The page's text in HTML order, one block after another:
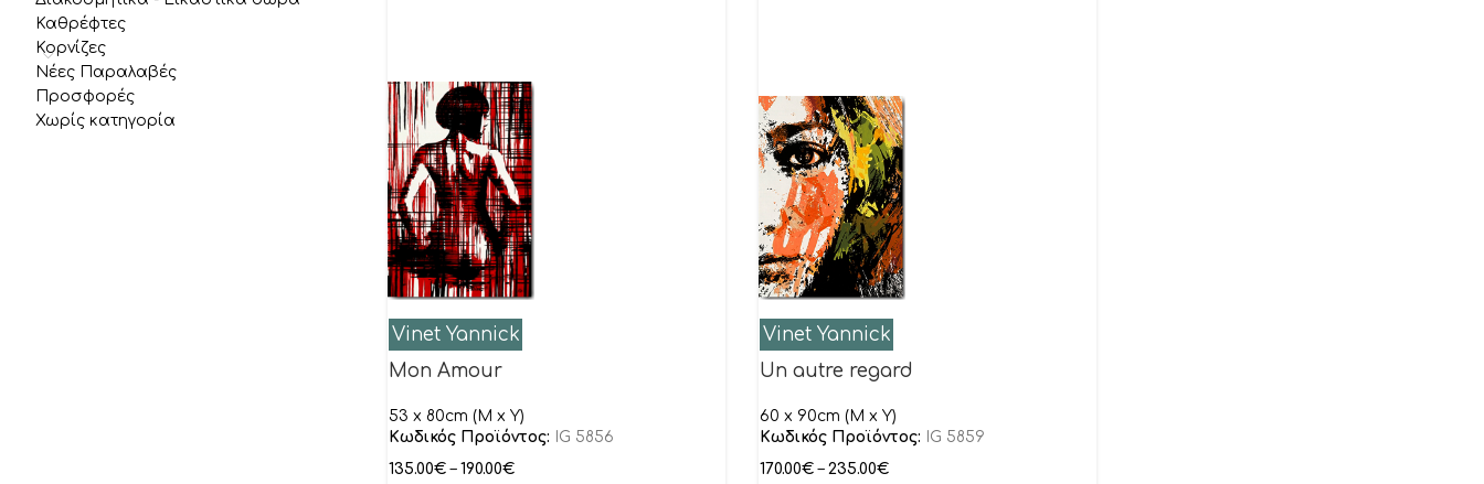
Καθρέφτες
Κορνίζες
Νέες Παραλαβές
Προσφορές
Χωρίς κατηγορία
Vinet Yannick
Mon Amour
53 x 80cm (M x Y)
Κωδικός Προϊόντος:
IG 5856
135.00€ – 190.00€
Vinet Yannick
Un autre regard
60 x 90cm (M x Y)
Κωδικός Προϊόντος:
IG 5859
170.00€ – 235.00€